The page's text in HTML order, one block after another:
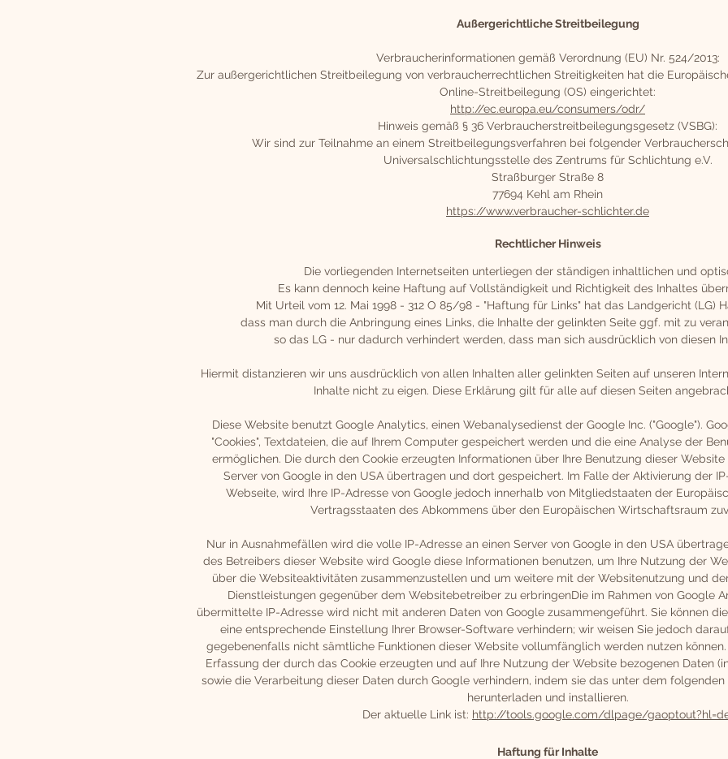
Außergerichtliche Streitbeilegung
Verbraucherinformationen gemäß Verordnung (EU) Nr. 524/2013:
Zur außergerichtlichen Streitbeilegung von verbraucherrechtlichen Streitigkeiten hat die
Online-Streitbeilegung (OS) eingerichtet:
http://ec.europa.eu/consumers/odr/
Hinweis gemäß § 36 Verbraucherstreitbeilegungsgesetz (VSBG):
Wir sind zur Teilnahme an einem Streitbeilegungsverfahren bei folgender
Universalschlichtungsstelle des Zentrums für Schlichtung e.V.
Straßburger Straße 8
77694 Kehl am Rhein
https://www.verbraucher-schlichter.de
Rechtlicher Hinweis
Die vorliegenden Internetseiten unterliegen der ständigen inhaltlichen und
Es kann dennoch keine Haftung auf Vollständigkeit und Richtigkeit des Inhaltes
Mit Urteil vom 12. Mai 1998 - 312 O 85/98 - "Haftung für Links" hat das Landgericht (LG)
dass man durch die Anbringung eines Links, die Inhalte der gelinkten Seite ggf. mit zu
so das LG - nur dadurch verhindert werden, dass man sich ausdrücklich von diesen
Hiermit distanzieren wir uns ausdrücklich von allen Inhalten aller gelinkten Seiten auf unseren
Inhalte nicht zu eigen. Diese Erklärung gilt für alle auf diesen Seiten
Diese Website benutzt Google Analytics, einen Webanalysedienst der Google Inc. ("Google").
"Cookies", Textdateien, die auf Ihrem Computer gespeichert werden und die eine Analyse der
ermöglichen. Die durch den Cookie erzeugten Informationen über Ihre Benutzung dieser
Server von Google in den USA übertragen und dort gespeichert. Im Falle der Aktivierung der
Webseite, wird Ihre IP-Adresse von Google jedoch innerhalb von Mitgliedstaaten der
Vertragsstaaten des Abkommens über den Europäischen Wirtschaftsraum
Nur in Ausnahmefällen wird die volle IP-Adresse an einen Server von Google in den USA
des Betreibers dieser Website wird Google diese Informationen benutzen, um Ihre Nutzung der
über die Websiteaktivitäten zusammenzustellen und um weitere mit der Websitenutzung und
Dienstleistungen gegenüber dem Websitebetreiber zu erbringenDie im Rahmen von Google
übermittelte IP-Adresse wird nicht mit anderen Daten von Google zusammengeführt. Sie können
eine entsprechende Einstellung Ihrer Browser-Software verhindern; wir weisen Sie jedoch
gegebenenfalls nicht sämtliche Funktionen dieser Website vollumfänglich werden nutzen
Erfassung der durch das Cookie erzeugten und auf Ihre Nutzung der Website bezogenen Daten
sowie die Verarbeitung dieser Daten durch Google verhindern, indem sie das unter dem
herunterladen und installieren.
Der aktuelle Link ist: http://tools.google.com/dlpage/
Haftung für Inhalte